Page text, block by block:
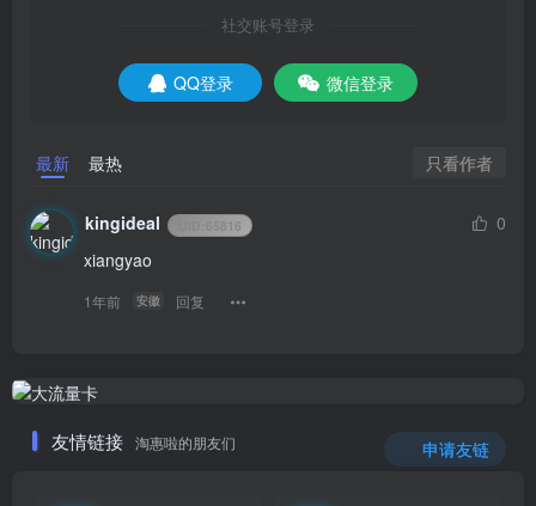
社交账号登录
QQ登录 微信登录
最新 最热 只看作者
kingideal 65816
0
xiangyao
1年前 安徽 回复
友情链接 淘惠啦的朋友们 申请友链